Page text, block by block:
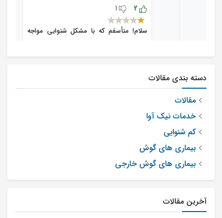
2
1
سلام! متأسفم که با مشکل شنوایی مواجه
غیرمستقیم بر روی سلامت عمومی شما تأثیر
مناسب، بهتر است به یک پزشک متخصص
آسپرین نیز می‌تواند در برخی موارد باعث
تشدید وزوز گوش شود. اگر احساس می‌کنید
که مصرف آسپرین یا هر داروی دیگری بر
خود مشورت کنید. به هر حال، توصیه
دسته بندی مقالات
مقالات
خدمات نیک آوا
کم شنوایی
بیماری های گوش
بیماری های گوش خارجی
آخرین مقالات